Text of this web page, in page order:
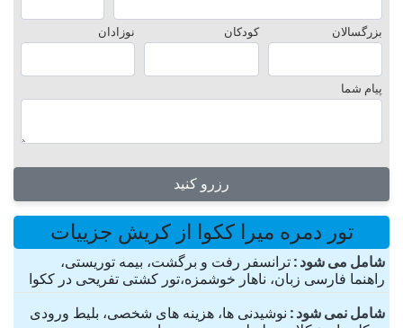
بزرگسالان کودکان نوزادان
پیام شما
رزرو کنید
تور دمره میرا ککوا از کریش جزییات
شامل می شود ترانسفر رفت و برگشت، بیمه توریستی،
راهنما فارسی زبان، ناهار خوشمزه،تور کشتی تفریحی در ککوا
شامل نمی شود نوشیدنی ها، هزینه های شخصی، بلیط ورودی